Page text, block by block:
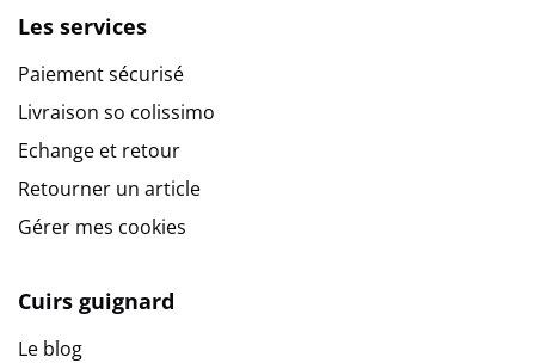
Les services
Paiement sécurisé
Livraison so colissimo
Echange et retour
Retourner un article
Gérer mes cookies
Cuirs guignard
Le blog